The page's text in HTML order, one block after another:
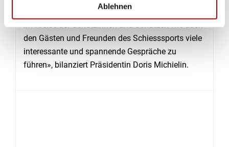
Ablehnen
hat sich gelohnt und es hat grosse Freude bereitet,
im Kreise der Schützinnen und Schützen wie auch
den Gästen und Freunden des Schiesssports viele
interessante und spannende Gespräche zu
führen», bilanziert Präsidentin Doris Michielin.